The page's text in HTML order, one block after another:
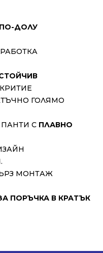
ДОЛУ
ГОЛЯМО
ПАНТИ С ПЛАВНО
МОНТАЖ
ПОРЪЧКА В КРАТЪК